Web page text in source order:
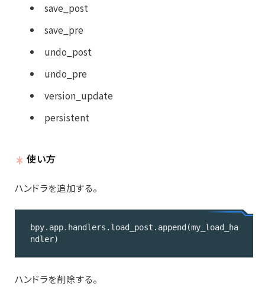
save_post
save_pre
undo_post
undo_pre
version_update
persistent
使い方
ハンドラを追加する。
bpy.app.handlers.load_post.append(my_load_ha
ndler)
Python
ハンドラを削除する。